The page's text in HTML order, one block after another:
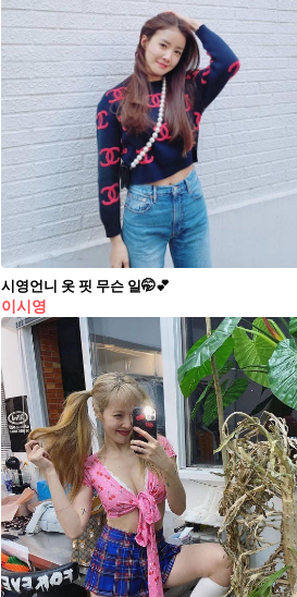
시영언니 옷 핏 무슨 일🤭💕
이시영